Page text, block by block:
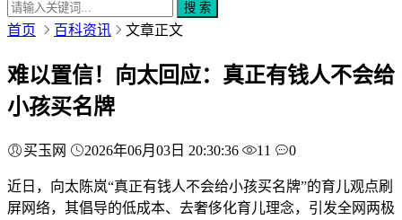
搜 索
首页 百科资讯 文章正文
难以置信！向太回应：真正有钱人不会给
小孩买名牌
买玉网 2026年06月03日 20:30:36 11 0
近日，向太陈岚“真正有钱人不会给小孩买名牌”的育儿观点刷
屏网络，其倡导的低成本、去奢侈化育儿理念，引发全网两极